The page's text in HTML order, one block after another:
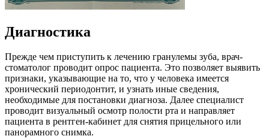
Диагностика
Прежде чем приступить к лечению гранулемы зуба, врач-
стоматолог проводит опрос пациента. Это позволяет выявить
признаки, указывающие на то, что у человека имеется
хронический периодонтит, и узнать иные сведения,
необходимые для постановки диагноза. Далее специалист
проводит визуальный осмотр полости рта и направляет
пациента в рентген-кабинет для снятия прицельного или
панорамного снимка.